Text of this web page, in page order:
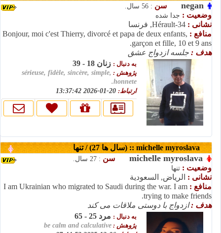
negan سن : 56 سال.
وضعیت : جدا شده
نشانی : Hérault-34, فرنسا
منافع : Bonjour, moi c'est Thierry, divorcé et papa de deux enfants,
garçon et fille, 10 et 9 ans.
هدف : جلسه ازدواج عشق
به دنبال : زنان 18 - 39
پژوهش : sérieuse, fidèle, sincère, simple,
honnete.
ارتباط:
michelle myroslava :: (سال ها 27) / تنها
michelle myroslava سن : 27 سال.
وضعیت : تنها
نشانی : الرياض, السعودية
منافع : I am Ukrainian who migrated to Saudi during the war. I am
trying to make friends.
هدف :ازدواج با دوستی ملاقات می کند
به دنبال : مرد 25 - 65
پژوهش : be calm and calculative